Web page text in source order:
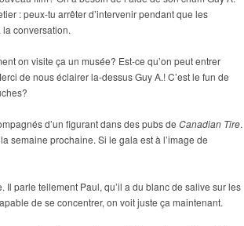
: peux-tu arrêter d’intervenir pendant que les
la conversation.
on visite ça un musée? Est-ce qu’on peut entrer
de nous éclairer la-dessus Guy A.! C’est le fun de
d’un figurant dans des pubs de Canadian Tire.
semaine prochaine. Si le gala est à l’image de
Il parle tellement Paul, qu’il a du blanc de salive sur les
de se concentrer, on voit juste ça maintenant.